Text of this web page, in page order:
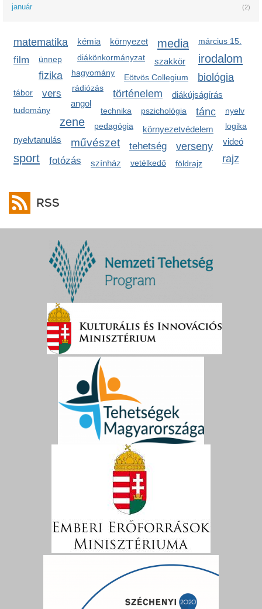
(2)
január
matematika kémia környezet media
március 15.
diákönkormányzat
irodalom
film ünnep szakkör
hagyomány Eötvös Collegium
fizika biológia
rádiózás
tábor történelem
vers
diákújságírás
angol
tudomány technika pszichológia tánc
zene
nyelv
pedagógia
környezetvédelem
nyelvtanulás
művészet tehetség verseny
logika
videó
sport rajz
fotózás színház vetélkedő földrajz
RSS